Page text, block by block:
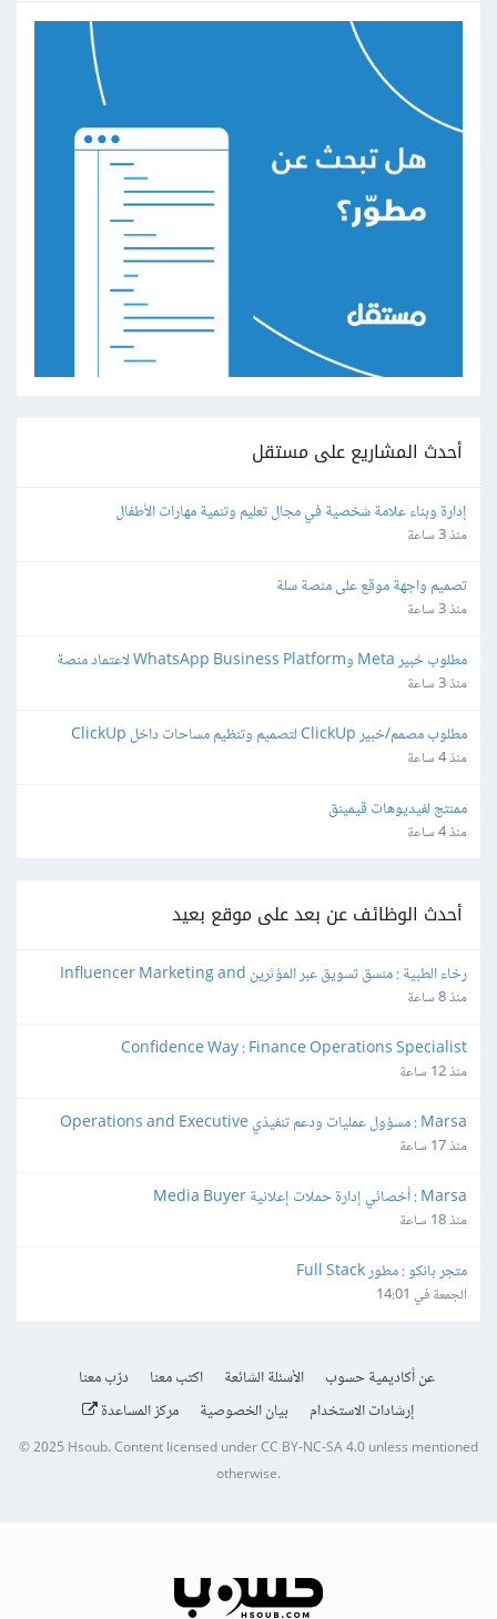
أحدث المشاريع على مستقل
إدارة وبناء علامة شخصية في مجال تعليم وتنمية مهارات الأطفال
منذ 3 ساعة
تصميم واجهة موقع على منصة سلة
منذ 3 ساعة
واتساب
منذ 3 ساعة
مطلوب مصمم/خبير ClickUp لتصميم وتنظيم مساحات داخل ClickUp
منذ 4 ساعة
ممنتج لفيديوهات قيمينق
منذ 4 ساعة
أحدث الوظائف عن بعد على موقع بعيد
Production Coordinator
منذ 8 ساعة
Confidence Way : Finance Operations Specialist
منذ 12 ساعة
Support Lead
منذ 17 ساعة
Marsa : أخصائي إدارة حملات إعلانية Media Buyer
منذ 18 ساعة
متجر بانكو : مطور Full Stack
الجمعة في 14:01
عن أكاديمية حسوب الأسئلة الشائعة اكتب معنا
درّب معنا
إرشادات الاستخدام
بيان الخصوصية مركز المساعدة
© 2025 Hsoub.Content licensed underCC BY-NC-SA 4.0unless mentioned
otherwise.